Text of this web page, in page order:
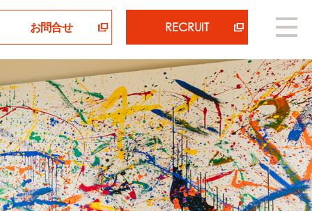
お問合せ RECRUIT